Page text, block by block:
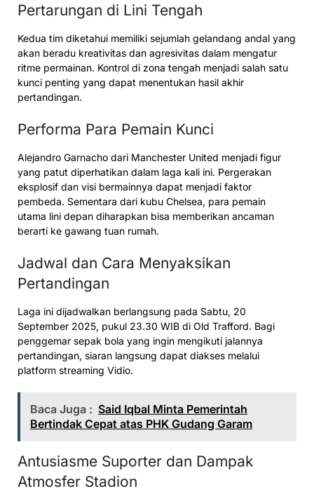
Pertarungan di Lini Tengah
Kedua tim diketahui memiliki sejumlah gelandang andal yang
akan beradu kreativitas dan agresivitas dalam mengatur
ritme permainan. Kontrol di zona tengah menjadi salah satu
kunci penting yang dapat menentukan hasil akhir
pertandingan.
Performa Para Pemain Kunci
Alejandro Garnacho dari Manchester United menjadi figur
yang patut diperhatikan dalam laga kali ini. Pergerakan
eksplosif dan visi bermainnya dapat menjadi faktor
pembeda. Sementara dari kubu Chelsea, para pemain
utama lini depan diharapkan bisa memberikan ancaman
berarti ke gawang tuan rumah.
Jadwal dan Cara Menyaksikan
Pertandingan
Laga ini dijadwalkan berlangsung pada Sabtu, 20
September 2025, pukul 23.30 WIB di Old Trafford. Bagi
penggemar sepak bola yang ingin mengikuti jalannya
pertandingan, siaran langsung dapat diakses melalui
platform streaming Vidio.
Baca Juga : Said Iqbal Minta Pemerintah
Bertindak Cepat atas PHK Gudang Garam
Antusiasme Suporter dan Dampak
Atmosfer Stadion